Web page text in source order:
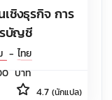
เชิงธุรกิจ การ
รบัญชี
- ไทย
บาท
4.7 (นักแปล)